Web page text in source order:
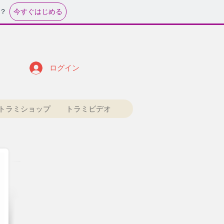
今すぐはじめる
ログイン
ラミショップ トラミビデオ